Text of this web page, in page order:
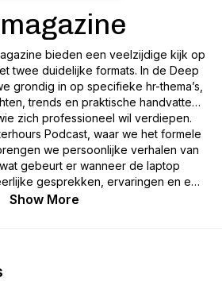
bieden een veelzijdige kijk op
twee duidelijke formats. In de Deep
grondig in op specifieke hr-thema’s,
trends en praktische handvatten
zich professioneel wil verdiepen.
Podcast, waar we het formele
we persoonlijke verhalen van
gebeurt er wanneer de laptop
gesprekken, ervaringen en een
van de mens achter de hr-rol.
Show More